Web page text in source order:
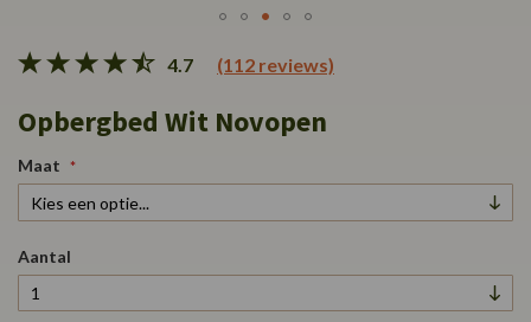
4.7 (112 reviews)
Opbergbed Wit Novopen
Maat
Aantal
naar
begin
van
de
afbeeldingen-
gallerij